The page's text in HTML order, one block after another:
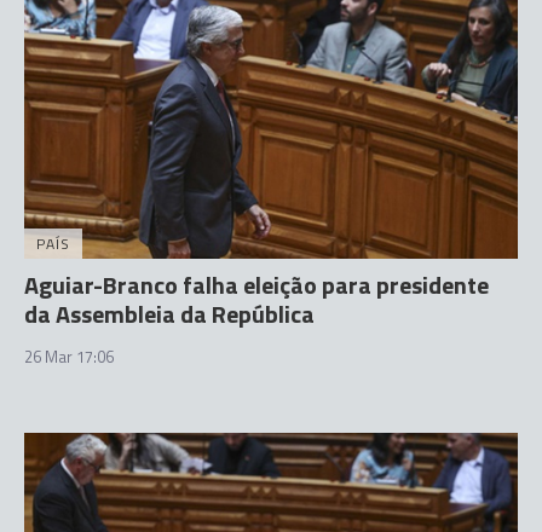
PAÍS
Aguiar-Branco falha eleição para presidente
da Assembleia da República
26 Mar 17:06